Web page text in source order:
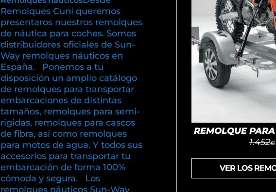
Remolques Cuni queremos
presentaros nuestros remolques
de náutica para coches. Somos
distribuidores oficiales de Sun-
Way remolques náuticos en
España. Ponemos a tu
disposición un amplio catálogo
de remolques para transportar
embarcaciones de distintas
tamaños, remolques para semi-
rigidas, remolques para cascos
de fibra, así como remolques
para motos de agua. Y todos sus
accesorios para transportar tu
embarcación de forma 100%
cómoda y segura. Los
remolques náuticos Sun-Way
REMOLQUE
1.452€
VER LOS